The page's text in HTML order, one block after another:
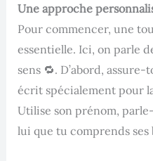
Une approche
Pour commencer, une
essentielle. Ici, on parle
sens 🔁. D’abord,
écrit spécialement pour
Utilise son prénom,
lui que tu comprends ses